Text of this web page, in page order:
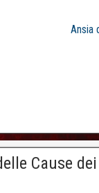
Ansia
Cause